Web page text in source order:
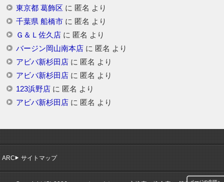
東京都 葛飾区 に 匿名 より
千葉県 船橋市に 匿名 より
Ｇ＆Ｌ佐久店に 匿名 より
バージン岡山南本店に 匿名 より
アビバ新杉田店に 匿名 より
アビバ新杉田店に 匿名 より
123浜野店に 匿名 より
アビバ新杉田店に 匿名 より
ARC サイトマップ